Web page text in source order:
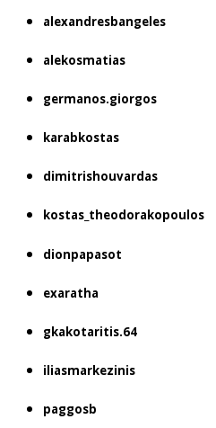
alexandresbangeles
alekosmatias
germanos.giorgos
karabkostas
dimitrishouvardas
kostas_theodorakopoulos
dionpapasot
exaratha
gkakotaritis.64
iliasmarkezinis
paggosb